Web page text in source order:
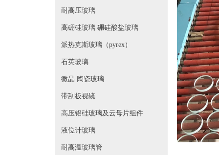
耐高压玻璃
高硼硅玻璃 硼硅酸盐玻璃
派热克斯玻璃（pyrex）
石英玻璃
微晶 陶瓷玻璃
带刮板视镜
高压铝硅玻璃及云母片组件
液位计玻璃
耐高温玻璃管